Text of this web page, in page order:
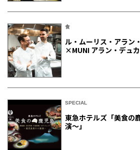
食
ル・ムーリス・アラン
×MUNI アラン・デュ
SPECIAL
東急ホテルズ「美食の
演～」